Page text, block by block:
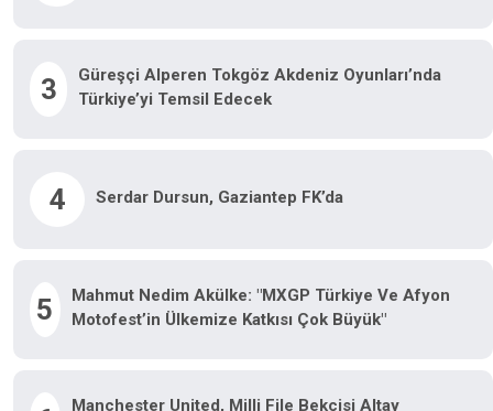
3
Güreşçi Alperen Tokgöz Akdeniz Oyunları’nda
Türkiye’yi Temsil Edecek
4 Serdar Dursun, Gaziantep FK’da
5
Mahmut Nedim Akülke: "MXGP Türkiye Ve Afyon
Motofest’in Ülkemize Katkısı Çok Büyük"
Manchester United, Milli File Bekçisi Altay